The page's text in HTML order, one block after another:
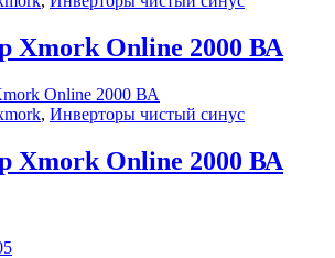
Xmork Online 2000 ВА
, Инверторы чистый синус
Xmork Online 2000 ВА